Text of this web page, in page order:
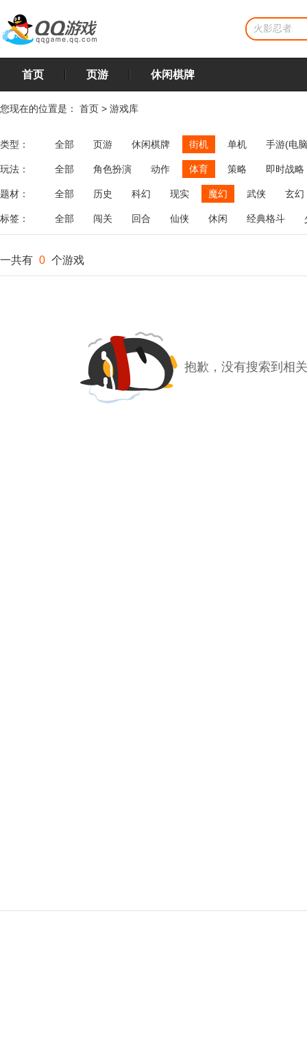
首页 页游 休闲棋牌
您现在的位置是： 首页 > 游戏库
类型： 全部 页游 休闲棋牌 街机 单机 手游(电
玩法： 全部 角色扮演 动作 体育 策略
即时战略
飞行
恋爱 第三人称射击 棋类 牌类 麻将
题材： 全部 历史 科幻 现实 魔幻 武侠 玄幻
标签： 全部 闯关 回合 仙侠 休闲 经典格斗
一共有 0 个游戏
抱歉，没有搜索到相